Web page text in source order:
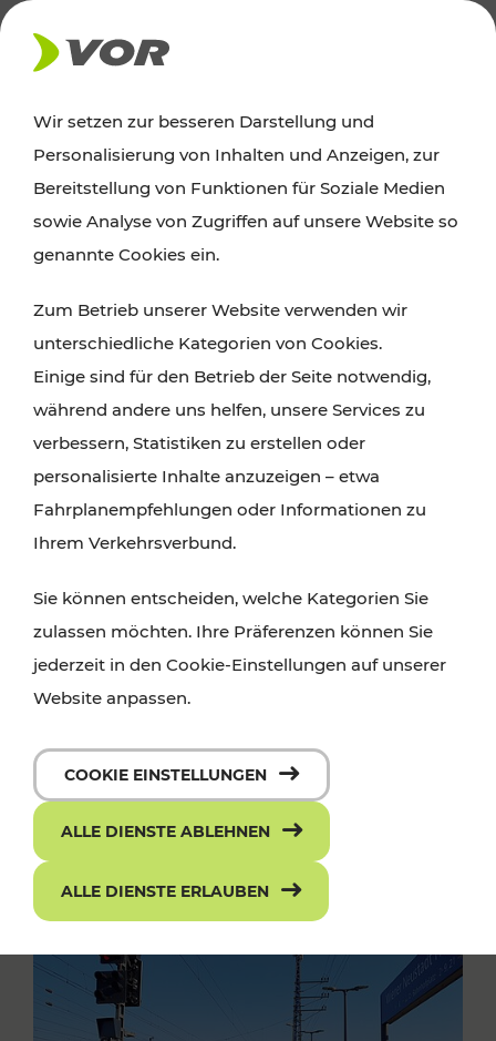
AKTUELLES
News
Alle wichtigen Meldungen zu Fahrplanänderungen,
finden Sie hier im Überblick.
Wir setzen zur besseren Darstellung und
Personalisierung von Inhalten und Anzeigen, zur
Bereitstellung von Funktionen für Soziale Medien
sowie Analyse von Zugriffen auf unsere Website so
genannte Cookies ein.
Zum Betrieb unserer Website verwenden wir
unterschiedliche Kategorien von Cookies.
Einige sind für den Betrieb der Seite notwendig,
während andere uns helfen, unsere Services zu
verbessern, Statistiken zu erstellen oder
personalisierte Inhalte anzuzeigen – etwa
Fahrplanempfehlungen oder Informationen zu
Ihrem Verkehrsverbund.
Sie können entscheiden, welche Kategorien Sie
zulassen möchten. Ihre Präferenzen können Sie
jederzeit in den Cookie-Einstellungen auf unserer
Website anpassen.
COOKIE EINSTELLUNGEN
ALLE DIENSTE ABLEHNEN
ALLE DIENSTE ERLAUBEN